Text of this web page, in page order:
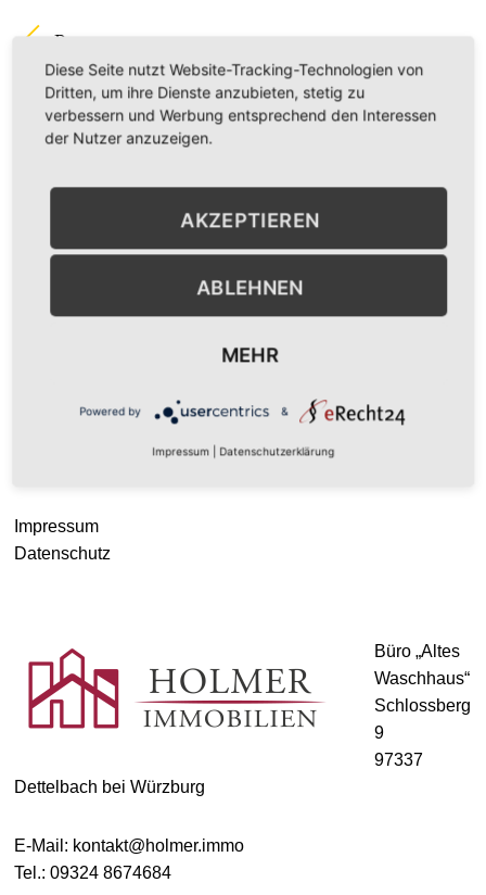
Peter
Terresa
Impressum
Datenschutz
Büro „Altes
Waschhaus“
Schlossberg
9
97337
Dettelbach bei Würzburg
E-Mail: kontakt@holmer.immo
Tel.: 09324 8674684
Diese Seite nutzt Website-Tracking-Technologien von
Dritten, um ihre Dienste anzubieten, stetig zu
verbessern und Werbung entsprechend den Interessen
der Nutzer anzuzeigen.
AKZEPTIEREN
ABLEHNEN
MEHR
Powered by &
Impressum Datenschutzerklärung